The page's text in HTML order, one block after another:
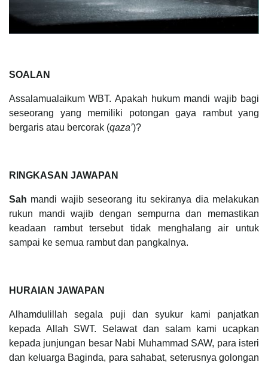
SOALAN
Assalamualaikum WBT. Apakah hukum mandi wajib bagi
seseorang yang memiliki potongan gaya rambut yang
bergaris atau bercorak (qaza’)?
RINGKASAN JAWAPAN
Sah mandi wajib seseorang itu sekiranya dia melakukan
rukun mandi wajib dengan sempurna dan memastikan
keadaan rambut tersebut tidak menghalang air untuk
sampai ke semua rambut dan pangkalnya.
HURAIAN JAWAPAN
Alhamdulillah segala puji dan syukur kami panjatkan
kepada Allah SWT. Selawat dan salam kami ucapkan
kepada junjungan besar Nabi Muhammad SAW, para isteri
dan keluarga Baginda, para sahabat, seterusnya golongan